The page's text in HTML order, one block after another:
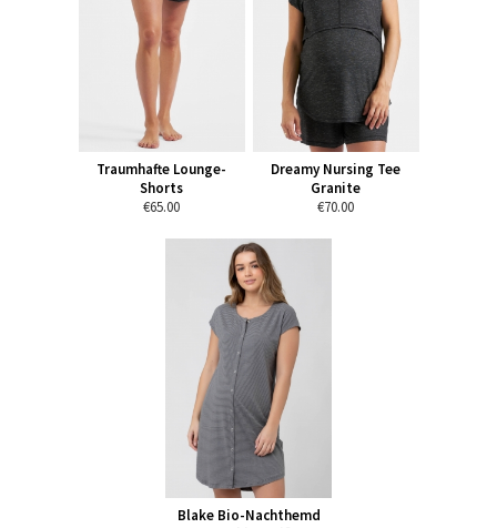
Traumhafte Lounge-
Shorts
€65.00
Dreamy Nursing Tee
Granite
€70.00
Blake Bio-Nachthemd